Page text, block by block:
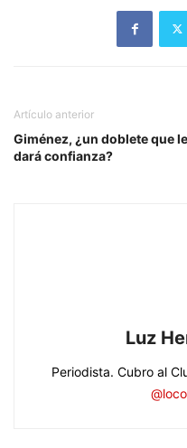
Artículo anterior
Giménez, ¿un doblete que le
dará confianza?
Luz
Periodista. Cubro al